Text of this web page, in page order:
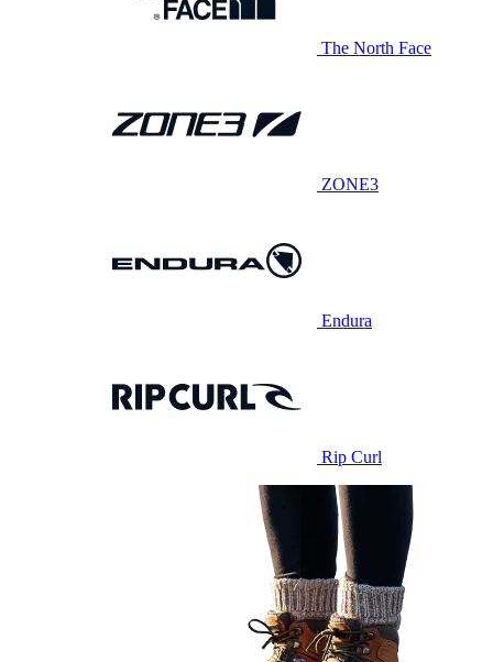
The North Face
ZONE3
Endura
Rip Curl